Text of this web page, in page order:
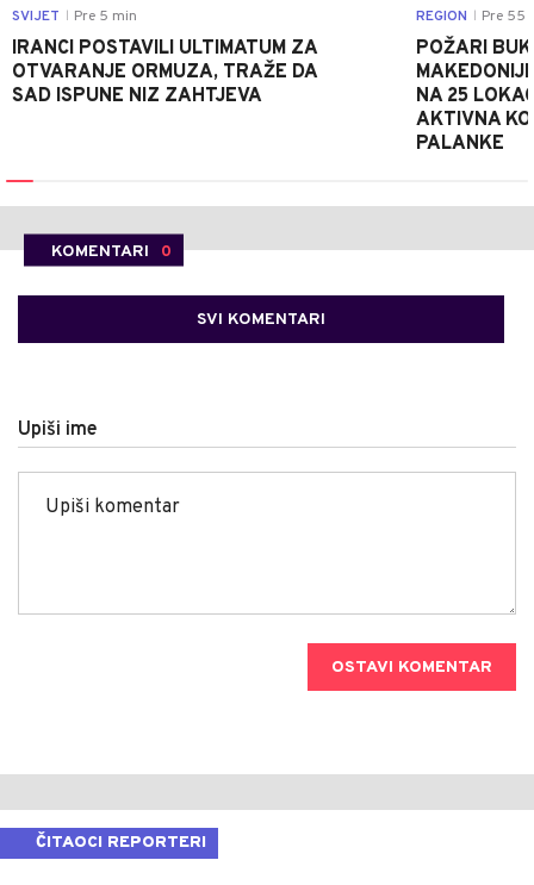
SVIJET Pre 5 min
IRANCI POSTAVILI ULTIMATUM ZA
OTVARANJE ORMUZA, TRAŽE DA
SAD ISPUNE NIZ ZAHTJEVA
REGION Pre 55
POŽARI
NA 25
AKTIVNA
PALANKE
KOMENTARI 0
SVI KOMENTARI
Upiši ime
OSTAVI KOMENTAR
ČITAOCI REPORTERI